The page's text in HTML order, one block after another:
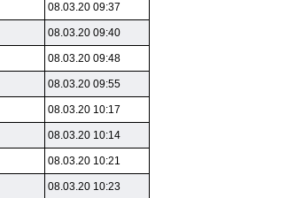
08.03.20 09:37
08.03.20 09:40
08.03.20 09:48
08.03.20 09:55
08.03.20 10:17
08.03.20 10:14
08.03.20 10:21
08.03.20 10:23